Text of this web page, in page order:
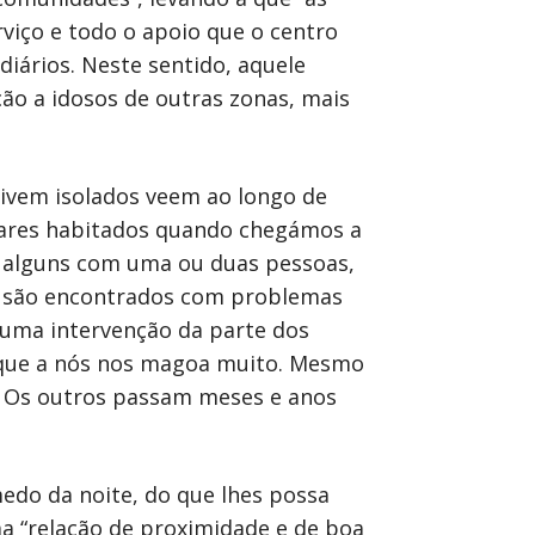
e todo o apoio que o centro
Neste sentido, aquele
a idosos de outras zonas, mais
isolados veem ao longo de
habitados quando chegámos a
com uma ou duas pessoas,
encontrados com problemas
intervenção da parte dos
a nós nos magoa muito. Mesmo
outros passam meses e anos
da noite, do que lhes possa
“relação de proximidade e de boa